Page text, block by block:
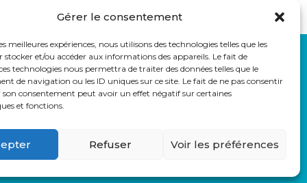
Gérer le consentement
meilleures expériences, nous utilisons des technologies telles que les
stocker et/ou accéder aux informations des appareils. Le fait de
technologies nous permettra de traiter des données telles que le
de navigation ou les ID uniques sur ce site. Le fait de ne pas consentir
son consentement peut avoir un effet négatif sur certaines
et fonctions.
Refuser Voir les préférences
LIENS UTILES
Eduka
Pronote
Webmail